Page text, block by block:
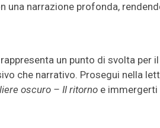
una narrazione profonda,
un punto di svolta per
che narrativo. Prosegui nella
oscuro – Il ritorno e immergerti